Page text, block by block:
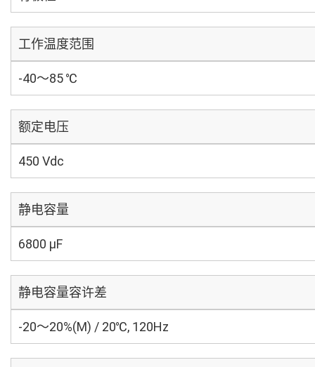
工作温度范围
-40～85 ℃
额定电压
450 Vdc
静电容量
6800 µF
静电容量容许差
-20～20%(M) / 20℃, 120Hz